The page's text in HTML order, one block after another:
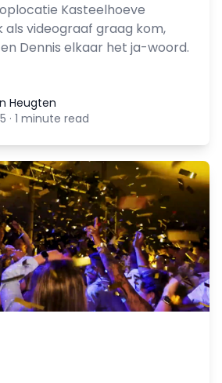
Kasteelhoeve
als videograaf graag kom,
Dennis elkaar het ja-woord.
Heugten
· 1 minute read